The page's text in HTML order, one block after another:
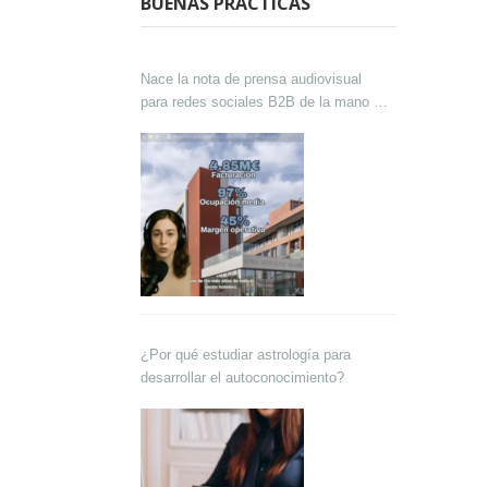
Nace la nota de prensa audiovisual
para redes sociales B2B de la mano de
¿Por qué estudiar astrología para
desarrollar el autoconocimiento?